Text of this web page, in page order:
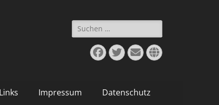
Suchen
nach:
Facebook
Twitter
E-
Mail
Website
Links Impressum Datenschutz